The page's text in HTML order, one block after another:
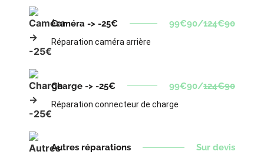
Caméra -> -25€ 99€90/124€90
Réparation caméra arrière
Charge -> -25€ 99€90/124€90
Réparation connecteur de charge
Autres réparations Sur devis